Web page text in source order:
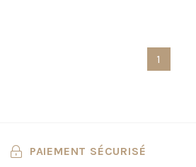
1
PAIEMENT SÉCURISÉ